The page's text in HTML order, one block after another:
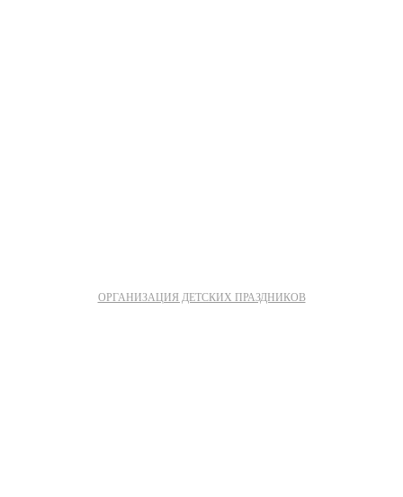
ОРГАНИЗАЦИЯ ДЕТСКИХ ПРАЗДНИКОВ